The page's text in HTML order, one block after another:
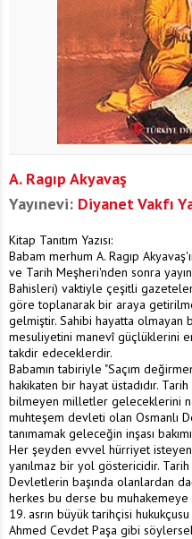
A. Ragıp Akyavaş
Yayınevi: Diyanet Vakfı
Kitap Tanıtım Yazısı:
Babam merhum A. Ragıp
ve Tarih Meşheri'nden sonra
Bahisleri) vaktiyle çeşitli
göre toplanarak bir araya
gelmiştir. Sahibi hayatta olmayan
mesuliyetini manevî güçlüklerini
takdir edeceklerdir.
Babamın tabiriyle "Saçım
hakikaten bir hayat üstadıdır.
bilmeyen milletler geleceklerini
muhteşem devleti olan Osmanlı
tanımamak geleceğin inşası
Her şeyden evvel hürriyet
yanılmaz bir yol göstericidir.
Devletlerin başında olanlardan
herkes bu derse bu muhakemeye
19. asrın büyük tarihçisi
Ahmed Cevdet Paşa gibi